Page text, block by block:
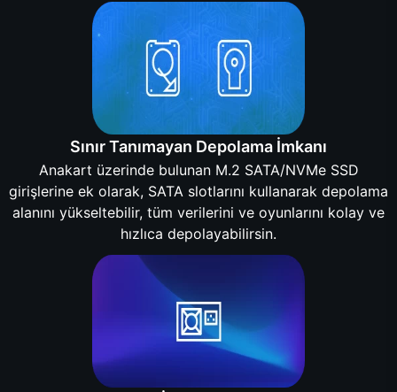
Sınır Tanımayan Depolama İmkanı
Anakart üzerinde bulunan M.2 SATA/NVMe SSD
girişlerine ek olarak, SATA slotlarını kullanarak depolama
alanını yükseltebilir, tüm verilerini ve oyunlarını kolay ve
hızlıca depolayabilirsin.